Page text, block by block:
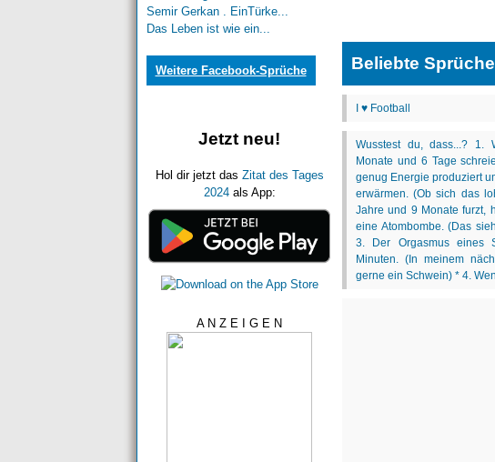
Semir Gerkan . EinTürke...
Das Leben ist wie ein...
Weitere Facebook-Sprüche
Jetzt neu!
Hol dir jetzt das Zitat des Tages
2024als App:
A N Z E I G E N
Beliebte Sprüche